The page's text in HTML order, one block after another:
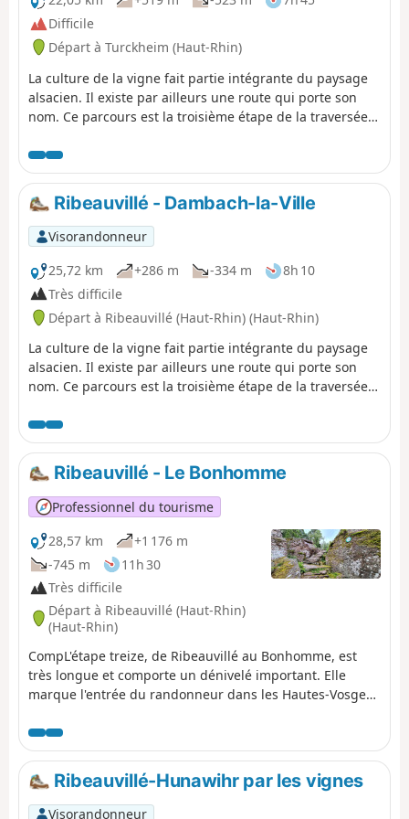
Difficile
Départ à Turckheim (Haut-Rhin)
La culture de la vigne fait partie intégrante du paysage
alsacien. Il existe par ailleurs une route qui porte son
nom. Ce parcours est la troisième étape de la traversée
Les points de vue sont très nombreux voire même
omniprésents en dehors des villages. Ces derniers sont
très typiques avec de jolies maisons à colombages et ont
un charme indéniable. Le patrimoine est lui aussi tout
aussi bien représenté.
Ribeauvillé - Dambach-la-Ville
Visorandonneur
25,72 km
+286 m -334 m
8h 10
Très difficile
Départ à Ribeauvillé (Haut-Rhin) (Haut-Rhin)
La culture de la vigne fait partie intégrante du paysage
alsacien. Il existe par ailleurs une route qui porte son
nom. Ce parcours est la troisième étape de la traversée
Ville. Les points de vue sont très nombreux voire même
omniprésents en dehors des villages. Ces derniers sont
très typiques avec de jolies maisons à colombages et ont
un charme indéniable. Le patrimoine est lui aussi tout
aussi bien représenté.
Ribeauvillé - Le Bonhomme
Professionnel du tourisme
28,57 km
+1 176 m
-745 m
11h 30
Très difficile
Départ à Ribeauvillé (Haut-Rhin)
(Haut-Rhin)
CompL'étape treize, de Ribeauvillé au Bonhomme, est
très longue et comporte un dénivelé important. Elle
marque l'entrée du randonneur dans les Hautes-Vosges
via la vallée de Lapoutroie. Avec une ambiance
montagnarde et de superbes vues en perspective.
Ribeauvillé-Hunawihr par les vignes
Visorandonneur